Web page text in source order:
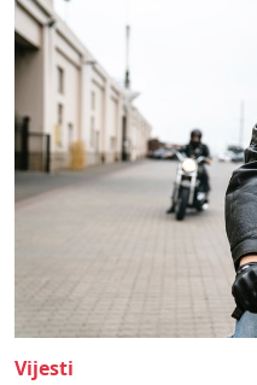
Vijesti